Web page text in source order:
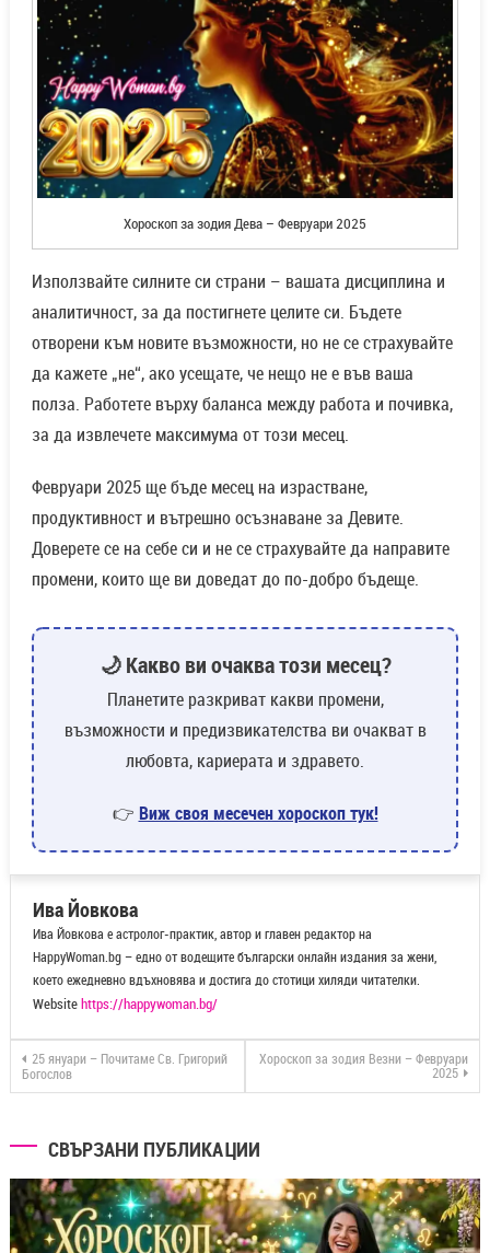
Хороскоп за зодия Дева – Февруари 2025
Използвайте силните си страни – вашата дисциплина и
аналитичност, за да постигнете целите си. Бъдете
отворени към новите възможности, но не се страхувайте
да кажете „не“, ако усещате, че нещо не е във ваша
полза. Работете върху баланса между работа и почивка,
за да извлечете максимума от този месец.
Февруари 2025 ще бъде месец на израстване,
продуктивност и вътрешно осъзнаване за Девите.
Доверете се на себе си и не се страхувайте да направите
промени, които ще ви доведат до по-добро бъдеще.
🌙 Какво ви очаква този месец?
Планетите разкриват какви промени,
възможности и предизвикателства ви очакват в
любовта, кариерата и здравето.
👉 Виж своя месечен хороскоп тук!
Ива Йовкова
Ива Йовкова е астролог-практик, автор и главен редактор на
HappyWoman.bg – едно от водещите български онлайн издания за жени,
което ежедневно вдъхновява и достига до стотици хиляди читателки.
Websitehttps://happywoman.bg/
25 януари – Почитаме Св. Григорий
Богослов
Хороскоп за зодия Везни – Февруари
2025
СВЪРЗАНИ ПУБЛИКАЦИИ